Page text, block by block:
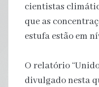
cientistas
que as
estufa estão em
O relatório
divulgado nesta